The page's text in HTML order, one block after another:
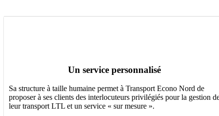
Un service personnalisé
Sa structure à taille humaine permet à Transport Econo Nord de
proposer à ses clients des interlocuteurs privilégiés pour la gestion
leur transport LTL et un service « sur mesure ».